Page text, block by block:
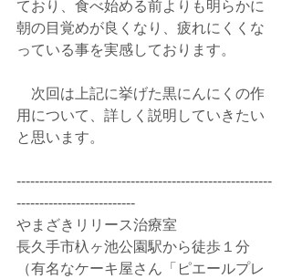
ており、食べ始める前よりも明らかに
朝の目覚めが良くなり、疲れにくくな
っている事を実感しております。
次回は上記に挙げた黒にんにくの作
用について、詳しく説明していきたい
と思います。
--------------------------------------------------------
--------------------------
やまざきリリース治療室
長久手市杁ヶ池公園駅から徒歩１分
（有名なケーキ屋さん「ピエールプレ